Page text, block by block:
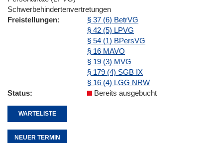
Schwerbehindertenvertretungen
Freistellungen
§ 37 (6) BetrVG
§ 42 (5) LPVG
§ 54 (1) BPersVG
§ 16 MAVO
§ 19 (3) MVG
§ 179 (4) SGB IX
§ 16 (4) LGG NRW
Status
Bereits ausgebucht
WARTELISTE
NEUER TERMIN